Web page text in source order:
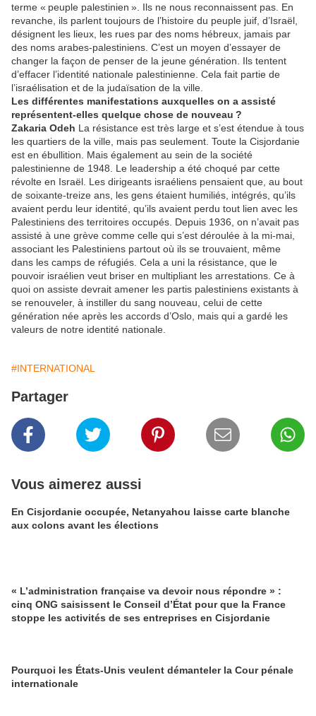
terme « peuple palestinien ». Ils ne nous reconnaissent pas. En
revanche, ils parlent toujours de l’histoire du peuple juif, d’Israël,
désignent les lieux, les rues par des noms hébreux, jamais par
des noms arabes-palestiniens. C’est un moyen d’essayer de
changer la façon de penser de la jeune génération. Ils tentent
d’effacer l’identité nationale palestinienne. Cela fait partie de
l’israélisation et de la judaïsation de la ville.
Les différentes manifestations auxquelles on a assisté
représentent-elles quelque chose de nouveau ?
Zakaria Odeh La résistance est très large et s’est étendue à tous
les quartiers de la ville, mais pas seulement. Toute la Cisjordanie
est en ébullition. Mais également au sein de la société
palestinienne de 1948. Le leader­ship a été choqué par cette
révolte en Israël. Les dirigeants israéliens pensaient que, au bout
de soixante-treize ans, les gens étaient humiliés, intégrés, qu’ils
avaient perdu leur identité, qu’ils avaient perdu tout lien avec les
Palestiniens des territoires occupés. Depuis 1936, on n’avait pas
assisté à une grève comme celle qui s’est déroulée à la mi-mai,
associant les Palestiniens partout où ils se trouvaient, même
dans les camps de réfugiés. Cela a uni la résistance, que le
pouvoir israélien veut briser en multipliant les arrestations. Ce à
quoi on assiste devrait amener les partis palestiniens existants à
se renouveler, à instiller du sang nouveau, celui de cette
génération née après les accords d’Oslo, mais qui a gardé les
valeurs de notre identité nationale.
#INTERNATIONAL
Partager
Vous aimerez aussi
En Cisjordanie occupée, Netanyahou laisse carte blanche
aux colons avant les élections
« L’administration française va devoir nous répondre » :
cinq ONG saisissent le Conseil d’État pour que la France
stoppe les activités de ses entreprises en Cisjordanie
Pourquoi les États-Unis veulent démanteler la Cour pénale
internationale